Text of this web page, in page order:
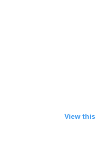
View